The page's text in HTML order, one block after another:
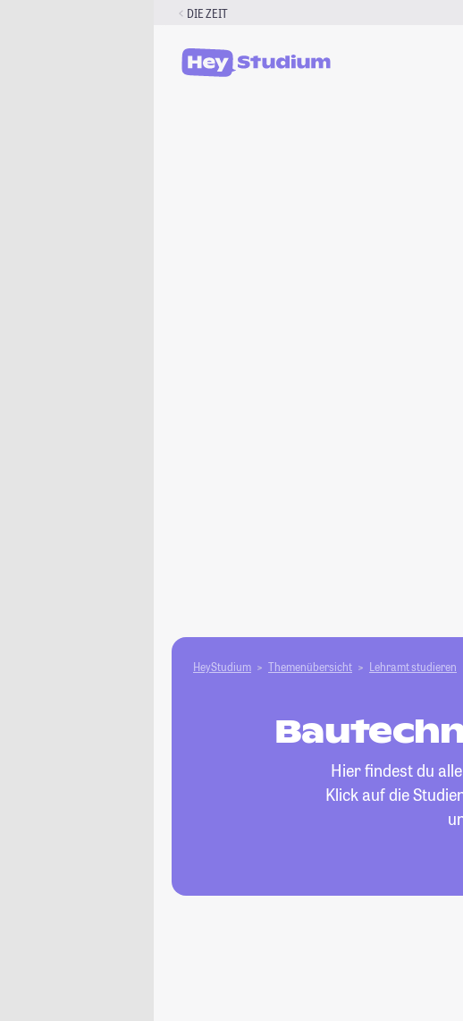
DIE ZEIT
HeyStudium Themenübersicht Lehramt studieren
Hier findest du
Klick auf die